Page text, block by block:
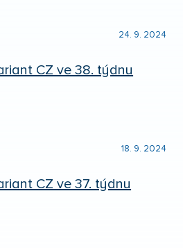
24. 9. 2024
CZ ve 38. týdnu
18. 9. 2024
CZ ve 37. týdnu